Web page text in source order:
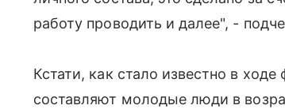
работу проводить и далее", -
Кстати, как стало известно в
составляют молодые люди в